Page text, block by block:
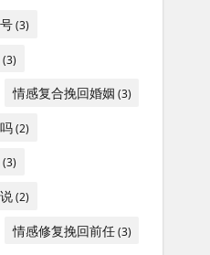
(3)
(3)
情感复合挽回婚姻 (3)
(2)
(3)
(2)
情感修复挽回前任(3)